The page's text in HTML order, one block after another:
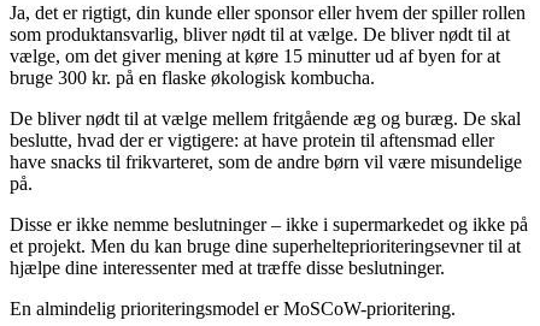
Ja, det er rigtigt, din kunde eller sponsor eller hvem der spiller rollen
som produktansvarlig, bliver nødt til at vælge. De bliver nødt til at
vælge, om det giver mening at køre 15 minutter ud af byen for at
bruge 300 kr. på en flaske økologisk kombucha.
De bliver nødt til at vælge mellem fritgående æg og buræg. De skal
beslutte, hvad der er vigtigere: at have protein til aftensmad eller
have snacks til frikvarteret, som de andre børn vil være misundelige
på.
Disse er ikke nemme beslutninger – ikke i supermarkedet og ikke på
et projekt. Men du kan bruge dine superhelteprioriteringsevner til at
hjælpe dine interessenter med at træffe disse beslutninger.
En almindelig prioriteringsmodel er MoSCoW-prioritering.